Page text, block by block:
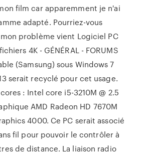
film car apparemment je n'ai
adapté. Pourriez-vous
problème vient Logiciel PC
4K - GÉNÉRAL - FORUMS
(Samsung) sous Windows 7
serait recyclé pour cet usage.
: Intel core i5-3210M @ 2.5
AMD Radeon HD 7670M
4000. Ce PC serait associé
fil pour pouvoir le contrôler à
de distance. La liaison radio